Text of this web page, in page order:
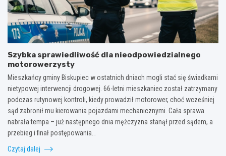
Szybka sprawiedliwość dla nieodpowiedzialnego
motorowerzysty
Mieszkańcy gminy Biskupiec w ostatnich dniach mogli stać się świadkami
nietypowej interwencji drogowej. 66-letni mieszkaniec został zatrzymany
podczas rutynowej kontroli, kiedy prowadził motorower, choć wcześniej
sąd zabronił mu kierowania pojazdami mechanicznymi. Cała sprawa
nabrała tempa – już następnego dnia mężczyzna stanął przed sądem, a
przebieg i finał postępowania…
Czytaj dalej